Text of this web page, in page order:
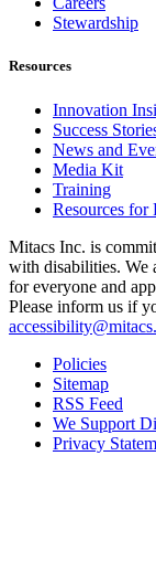
Stewardship
Resources
Innovation
Success
News and
Media Kit
Training
Resources for
Mitacs Inc. is
with disabilities. We
for everyone and
Please inform us if
Policies
Sitemap
RSS Feed
We Support
Privacy